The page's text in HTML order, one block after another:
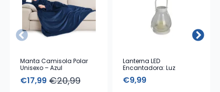
Manta Camisola Polar
Unisexo – Azul
€20,99
O
€17,99
O
Lanterna LED
Encantadora: Luz
Elegante
€9,99